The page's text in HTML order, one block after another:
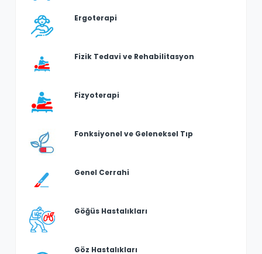
Ergoterapi
Fizik Tedavi ve Rehabilitasyon
Fizyoterapi
Fonksiyonel ve Geleneksel Tıp
Genel Cerrahi
Göğüs Hastalıkları
Göz Hastalıkları